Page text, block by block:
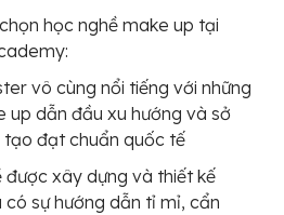
học nghề make up tại
vô cùng nổi tiếng với những
up dẫn đầu xu hướng và sở
tạo đạt chuẩn quốc tế
được xây dựng và thiết kế
sự hướng dẫn tỉ mỉ, cẩn